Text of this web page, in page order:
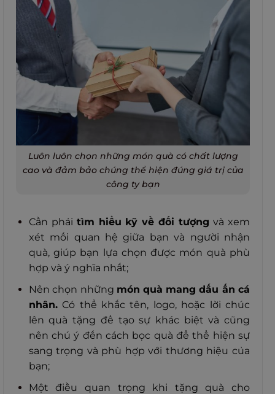
Luôn luôn chọn những món quà có chất lượng
cao và đảm bảo chúng thể hiện đúng giá trị của
công ty bạn
Cần phải tìm hiểu kỹ về đối tượng và xem
xét mối quan hệ giữa bạn và người nhận
quà, giúp bạn lựa chọn được món quà phù
hợp và ý nghĩa nhất;
Nên chọn những món quà mang dấu ấn cá
nhân.Có thể khắc tên, logo, hoặc lời chúc
lên quà tặng để tạo sự khác biệt và cũng
nên chú ý đến cách bọc quà để thể hiện sự
sang trọng và phù hợp với thương hiệu của
bạn;
Một điều quan trọng khi tặng quà cho